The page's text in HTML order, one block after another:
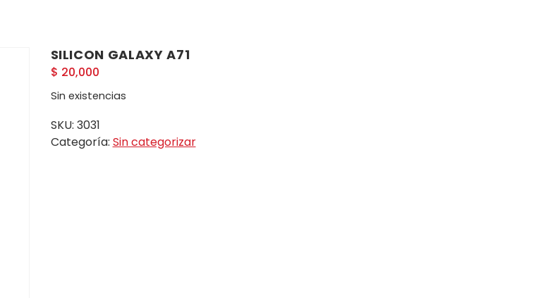
SILICON GALAXY A71
$ 20,000
Sin existencias
SKU: 3031
Categoría: Sin categorizar